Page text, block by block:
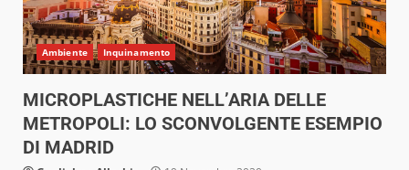
Ambiente Inquinamento
MICROPLASTICHE NELL’ARIA DELLE
METROPOLI: LO SCONVOLGENTE ESEMPIO
DI MADRID